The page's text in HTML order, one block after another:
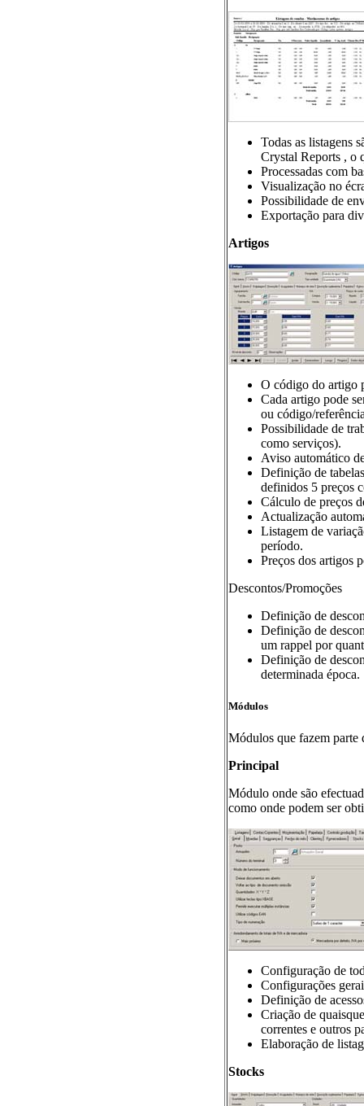
Todas as listagens
Crystal Reports , o
Processadas com
Visualização no
Possibilidade de
Exportação para
Artigos
O código do artigo
Cada artigo pode
ou código/
Possibilidade de
como serviços).
Aviso automático
Definição de
definidos 5 preços
Cálculo de preços
Actualização
Listagem de
período.
Preços dos artigos
Descontos/Promoções
Definição de
Definição de
um rappel por
Definição de
determinada época.
Módulos
Módulos que fazem parte
Principal
Módulo onde são
como onde podem ser
Configuração de
Configurações
Definição de
Criação de
correntes e outros
Elaboração de
Stocks